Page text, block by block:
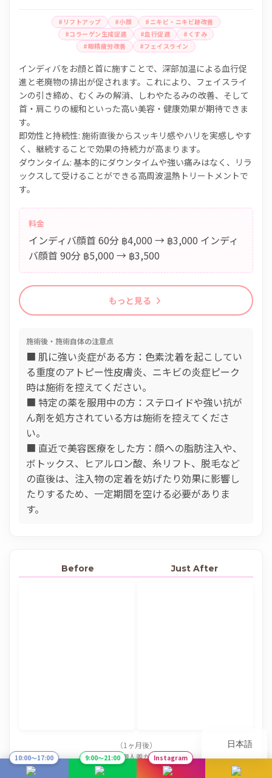
#リフトアップ #小顔
#ニキビ・ニキビ跡改善
#コラーゲン生成促進
#血行促進
#くすみ
#眼精疲労改善
#フェイスライン
インディバをお顔と首に施すことで、深部加温による血行促
進と老廃物の排出が促されます。これにより、フェイスライ
ンの引き締め、むくみの解消、しわやたるみの改善、そして
首・肩こりの緩和といった高い美容・健康効果が期待できま
す。
即効性と持続性: 施術直後からスッキリ感やハリを実感しやす
く、継続することで効果の持続力が高まります。
ダウンタイム: 基本的にダウンタイムや強い痛みはなく、リラ
ックスして受けることができる高周波温熱トリートメントで
す。
料金
インディバ顔首 60分 ฿4,000 → ฿3,000 インディ
バ顔首 90分 ฿5,000 → ฿3,500
もっと見る
施術後・施術自体の注意点
■ 肌に強い炎症がある方：色素沈着を起こしてい
る重度のアトピー性皮膚炎、ニキビの炎症ピーク
時は施術を控えてください。
■ 特定の薬を服用中の方：ステロイドや強い抗が
ん剤を処方されている方は施術を控えてくださ
い。
■ 直近で美容医療をした方：顔への脂肪注入や、
ボトックス、ヒアルロン酸、糸リフト、脱毛など
の直後は、注入物の定着を妨げたり効果に影響し
たりするため、一定期間を空ける必要がありま
す。
Before Just After
（1ヶ月後）
※効果は個人差があります
10:00〜17:00 9:00〜21:00 Instagram
日本語